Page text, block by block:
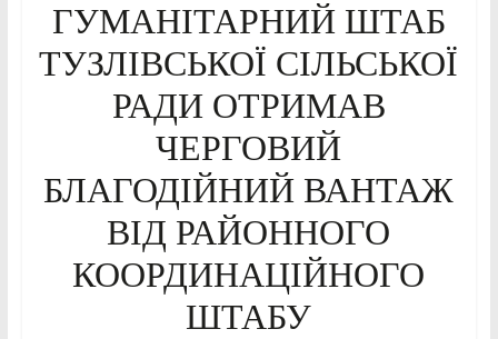
ГУМАНІТАРНИЙ ШТАБ
ТУЗЛІВСЬКОЇ СІЛЬСЬКОЇ
РАДИ ОТРИМАВ
ЧЕРГОВИЙ
БЛАГОДІЙНИЙ ВАНТАЖ
ВІД РАЙОННОГО
КООРДИНАЦІЙНОГО
ШТАБУ